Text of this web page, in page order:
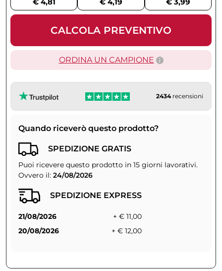
CALCOLA PREVENTIVO
ORDINA UN CAMPIONE
2434recensioni
Quando riceverò questo prodotto?
SPEDIZIONE GRATIS
Puoi ricevere questo prodotto in 15 giorni lavorativi.
Ovvero il: 24/08/2026
SPEDIZIONE EXPRESS
21/08/2026
+ € 11,00
20/08/2026
+ € 12,00